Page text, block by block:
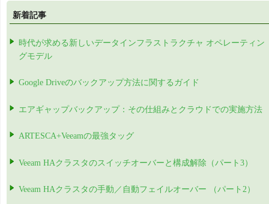
新着記事
時代が求める新しいデータインフラストラクチャ オペレーティン
グモデル
Google Driveのバックアップ方法に関するガイド
エアギャップバックアップ：その仕組みとクラウドでの実施方法
ARTESCA+Veeamの最強タッグ
Veeam HAクラスタのスイッチオーバーと構成解除（パート3）
Veeam HAクラスタの手動／自動フェイルオーバー （パート2）